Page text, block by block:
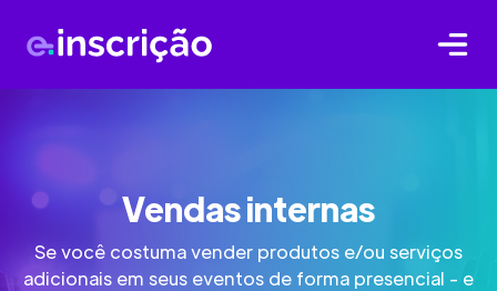
Vendas internas
Se você costuma vender produtos e/ou serviços
adicionais em seus eventos de forma presencial - e